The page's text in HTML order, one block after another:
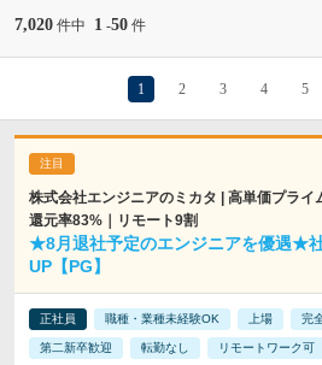
7,020 件中 1 -50 件
1 2 3 4 5
株式会社エンジニアのミカタ | 高単価プライ
還元率83%｜リモート9割
★8月退社予定のエンジニアを優遇★
UP【PG】
正社員 職種・業種未経験OK 上場 完
第二新卒歓迎 転勤なし リモートワーク可